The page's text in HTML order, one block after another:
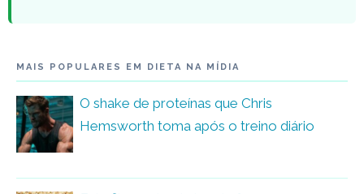
MAIS POPULARES EM DIETA NA MÍDIA
O shake de proteínas que Chris
Hemsworth toma após o treino diário